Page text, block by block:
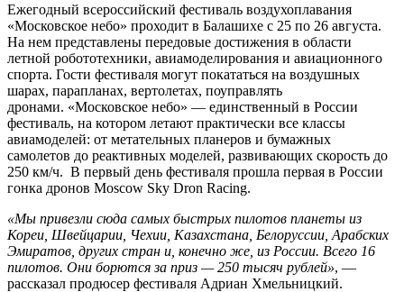
Ежегодный всероссийский фестиваль воздухоплавания
«Московское небо» проходит в Балашихе с 25 по 26 августа.
На нем представлены передовые достижения в области
летной робототехники, авиамоделирования и авиационного
спорта. Гости фестиваля могут покататься на воздушных
шарах, парапланах, вертолетах, поуправлять
дронами. «Московское небо» — единственный в России
фестиваль, на котором летают практически все классы
авиамоделей: от метательных планеров и бумажных
самолетов до реактивных моделей, развивающих скорость до
250 км/ч. В первый день фестиваля прошла первая в России
гонка дронов Moscow Sky Dron Racing.
«Мы привезли сюда самых быстрых пилотов планеты из
Кореи, Швейцарии, Чехии, Казахстана, Белоруссии, Арабских
Эмиратов, других стран и, конечно же, из России. Всего 16
пилотов. Они борются за приз — 250 тысяч рублей», —
рассказал продюсер фестиваля Адриан Хмельницкий.